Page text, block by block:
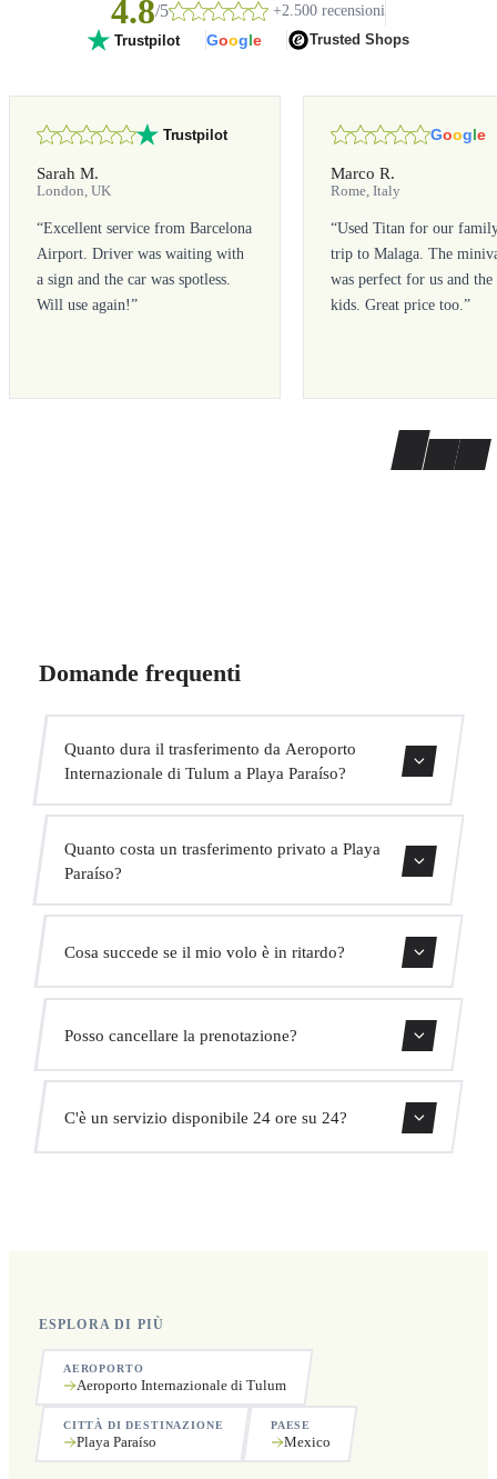
4.8/5 +2.500 recensioni
Trustpilot Google Trusted Shops
Trustpilot
Sarah M.
London, UK
“Excellent service from Barcelona
Airport. Driver was waiting with
a sign and the car was spotless.
Will use again!”
Google
Marco R.
Rome, Italy
“Used Titan for our
trip to Malaga. The
was perfect for us and the
kids. Great price too.”
Domande frequenti
Quanto dura il trasferimento da Aeroporto
Internazionale di Tulum a Playa Paraíso?
Quanto costa un trasferimento privato a Playa
Paraíso?
Cosa succede se il mio volo è in ritardo?
adatterà automaticamente l'orario di ritiro senza costi
aggiuntivi.
Posso cancellare la prenotazione?
Sì, puoi cancellare gratuitamente fino a 24 ore prima del
ritiro.
C'è un servizio disponibile 24 ore su 24?
ESPLORA DI PIÙ
AEROPORTO
Aeroporto Internazionale di Tulum
CITTÀ DI DESTINAZIONE
Playa Paraíso
PAESE
Mexico